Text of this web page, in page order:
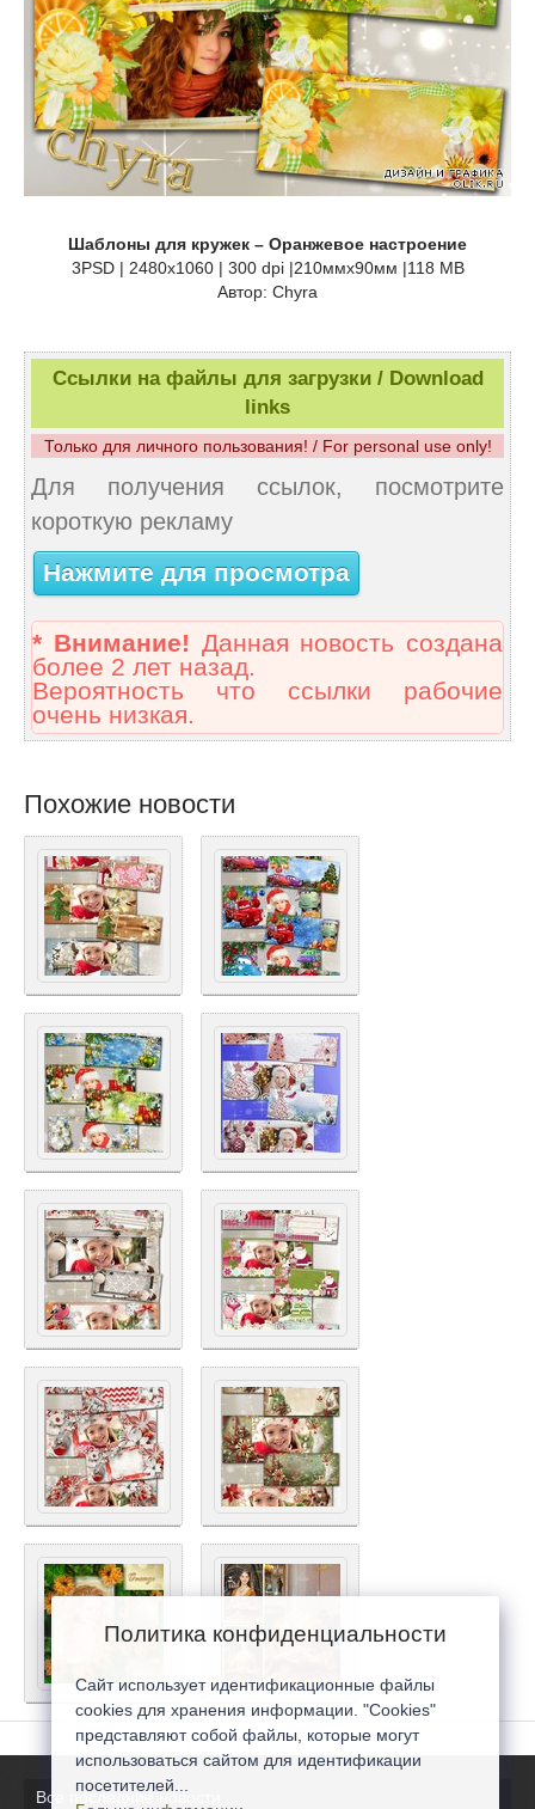
Шаблоны для кружек – Оранжевое настроение
3PSD | 2480x1060 | 300 dpi |210ммx90мм |118 MB
Автор: Сhyra
Ссылки на файлы для загрузки / Download
links
Только для личного пользования! / For personal use only!
Для получения ссылок, посмотрите
короткую рекламу
Нажмите для просмотра
* Внимание! Данная новость создана
более 2 лет назад.
Вероятность что ссылки рабочие
очень низкая.
Похожие новости
Все последние новости
Политика конфиденциальности
Сайт использует идентификационные файлы
cookies для хранения информации. "Cookies"
представляют собой файлы, которые могут
использоваться сайтом для идентификации
посетителей...